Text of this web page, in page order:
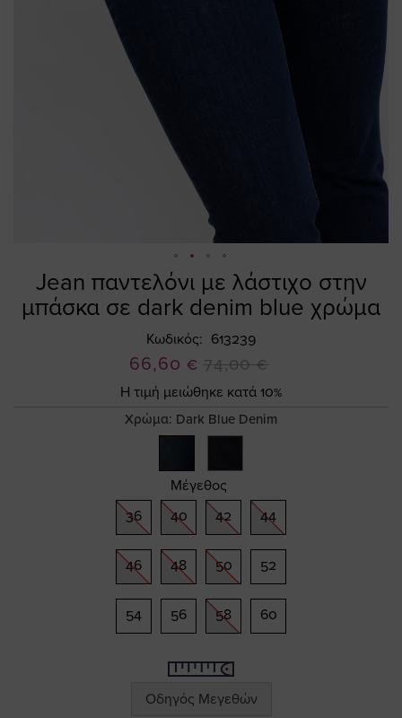
Jean παντελόνι με λάστιχο στην
μπάσκα σε dark denim blue χρώμα
Κωδικός 613239
Ειδική
Τιμή
66,60 € 74,00 €
Η τιμή μειώθηκε κατά 10%
Χρώμα: Dark Blue Denim
Μέγεθος
36
40 42 44
46 48 50 52
54 56 58 60
Οδηγός Μεγεθών
to
the